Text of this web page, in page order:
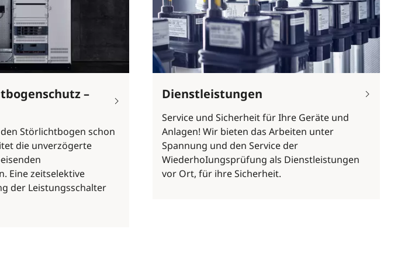
–
Störlichtbogen schon
die unverzögerte
Eine zeitselektive
der Leistungsschalter
Dienstleistungen
Service und Sicherheit für Ihre Geräte und
Anlagen! Wir bieten das Arbeiten unter
Spannung und den Service der
WiederhoIungsprüfung als Dienstleistungen
vor Ort, für ihre Sicherheit.